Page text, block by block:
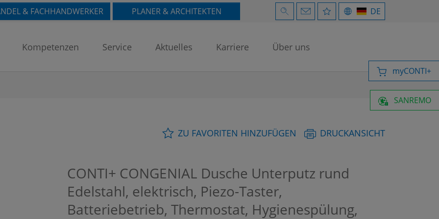
& FACHHANDWERKER PLANER & ARCHITEKTEN DE
Kompetenzen Service Aktuelles Karriere Über uns
SANREMO
myCONTI+
ZU FAVORITEN HINZUFÜGEN DRUCKANSICHT
CONTI+ CONGENIAL Dusche Unterputz rund
Edelstahl, elektrisch, Piezo-Taster,
Batteriebetrieb, Thermostat, Hygienespülung,